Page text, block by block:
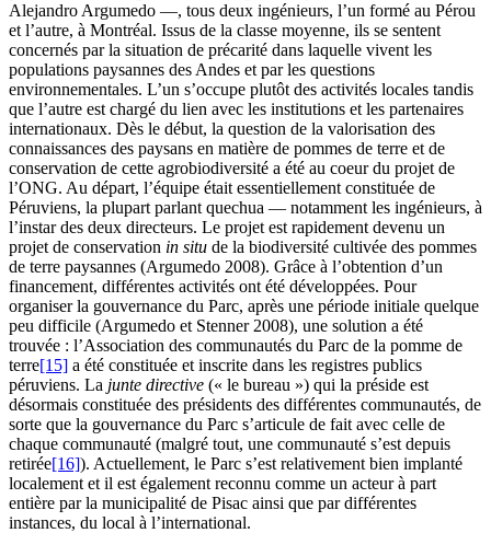
Alejandro Argumedo —, tous deux ingénieurs, l’un formé au Pérou
et l’autre, à Montréal. Issus de la classe moyenne, ils se sentent
concernés par la situation de précarité dans laquelle vivent les
populations paysannes des Andes et par les questions
environnementales. L’un s’occupe plutôt des activités locales tandis
que l’autre est chargé du lien avec les institutions et les partenaires
internationaux. Dès le début, la question de la valorisation des
connaissances des paysans en matière de pommes de terre et de
conservation de cette agrobiodiversité a été au coeur du projet de
l’ONG. Au départ, l’équipe était essentiellement constituée de
Péruviens, la plupart parlant quechua — notamment les ingénieurs, à
l’instar des deux directeurs. Le projet est rapidement devenu un
projet de conservation in situ de la biodiversité cultivée des pommes
de terre paysannes (Argumedo 2008). Grâce à l’obtention d’un
financement, différentes activités ont été développées. Pour
organiser la gouvernance du Parc, après une période initiale quelque
peu difficile (Argumedo et Stenner 2008), une solution a été
trouvée : l’Association des communautés du Parc de la pomme de
terre[15] a été constituée et inscrite dans les registres publics
péruviens. La junte directive (« le bureau ») qui la préside est
désormais constituée des présidents des différentes communautés, de
sorte que la gouvernance du Parc s’articule de fait avec celle de
chaque communauté (malgré tout, une communauté s’est depuis
retirée[16]). Actuellement, le Parc s’est relativement bien implanté
localement et il est également reconnu comme un acteur à part
entière par la municipalité de Pisac ainsi que par différentes
instances, du local à l’international.